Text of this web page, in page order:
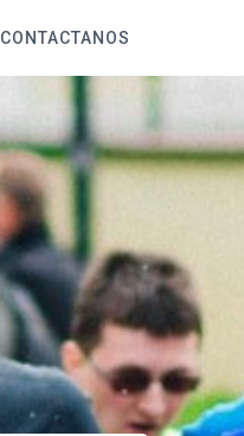
CONTACTANOS